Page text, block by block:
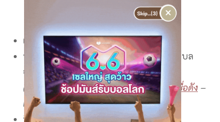
เนื้อ–เอ็น–หมูเปื่อย–หมูสับ จัดเต็ม
เมนูถึงเครื่องตามแบบฉบับโบราณ
เวลาเปิด:ทุกวัน 10:00–21:00 น.
พิกัด: โครงการ My Front Yard Phuket, ตำบล
ฉลอง, ภูเก็ต
(ร้านอยู่ติดกับUmai Teahouse คาเฟ่มัทฉะชื่อดัง –
แนะนำสายกินไปต่อได้เลย!)
ที่จอดรถ:มีในโครงการ
×